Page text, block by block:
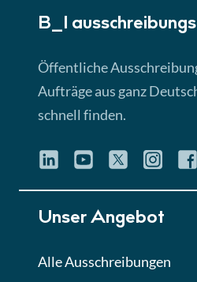
Lektion
► 4:31
Quiz
Eignung im
B_I
Öffentliche
Aufträge aus ganz
schnell finden.
Unser Angebot
Alle Ausschreibungen